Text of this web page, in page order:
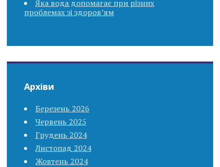
Яка вода допомагає при різних
проблемах зі здоров’ям
Архіви
Березень 2026
Червень 2025
Грудень 2024
Листопад 2024
Жовтень 2024